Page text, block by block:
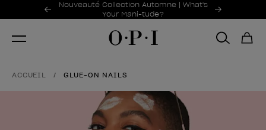
Offres promotionnelles
Nouveauté Collection Automne | What's
Your Mani-tude?
Item 1 of 2
ACCUEIL GLUE-ON NAILS